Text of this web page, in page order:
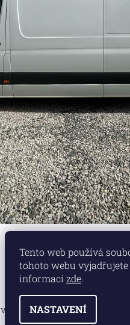
Tento web používá
tohoto webu
informací zde.
NASTAVENÍ